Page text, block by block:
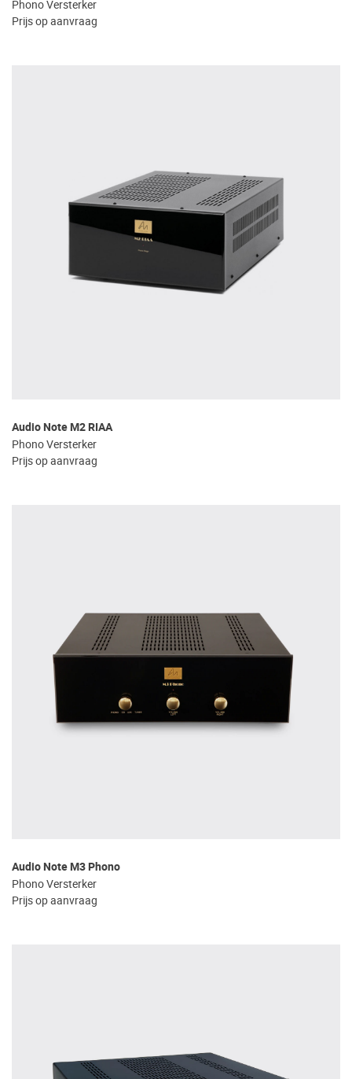
Phono Versterker
Prijs op aanvraag
Audio Note M2 RIAA
Phono Versterker
Prijs op aanvraag
Audio Note M3 Phono
Phono Versterker
Prijs op aanvraag